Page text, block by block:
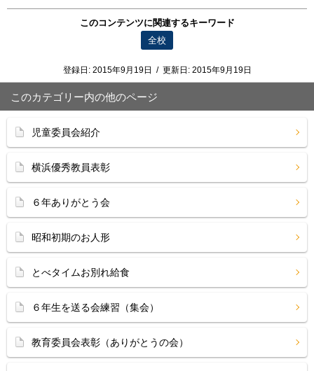
このコンテンツに関連するキーワード
全校
登録日: 2015年9月19日 / 更新日: 2015年9月19日
このカテゴリー内の他のページ
児童委員会紹介
横浜優秀教員表彰
６年ありがとう会
昭和初期のお人形
とべタイムお別れ給食
６年生を送る会練習（集会）
教育委員会表彰（ありがとうの会）